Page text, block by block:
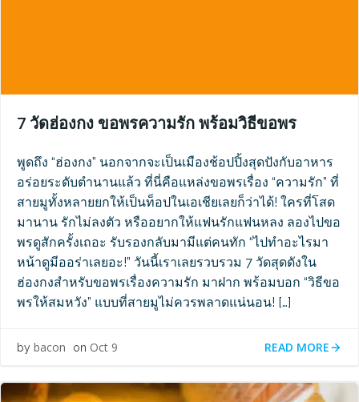
7 วัดฮ่องกง ขอพรความรัก พร้อมวิธีขอพร
พูดถึง “ฮ่องกง” นอกจากจะเป็นเมืองช้อปปิ้งสุดปังกับอาหาร
อร่อยระดับตำนานแล้ว ที่นี่คือแหล่งขอพรเรื่อง “ความรัก” ที่
สายมูทั้งหลายยกให้เป็นท็อปในเอเชียเลยก็ว่าได้! ใครที่โสด
มานาน รักไม่ลงตัว หรืออยากให้แฟนรักแฟนหลง ลองไปขอ
พรดูสักครั้งเถอะ รับรองกลับมามีแต่คนทัก “ไปทำอะไรมา
หน้าดูมีออร่าเลยอะ!” วันนี้เราเลยรวบรวม 7 วัดสุดดังใน
ฮ่องกงสำหรับขอพรเรื่องความรัก มาฝาก พร้อมบอก “วิธีขอ
พรให้สมหวัง” แบบที่สายมูไม่ควรพลาดแน่นอน! […]
by bacon on Oct 9 READ MORE